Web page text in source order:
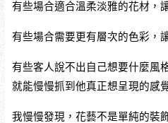
有些場合適合溫柔淡雅的花材，
有些場合需要更有層次的色彩，
有些客人說不出自己想要什麼風
就能慢慢抓到他真正想呈現的感
我慢慢發現，花藝不是單純的裝